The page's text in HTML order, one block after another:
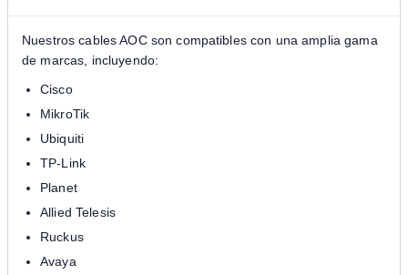
Nuestros cables AOC son compatibles con una amplia gama
de marcas, incluyendo:
Cisco
MikroTik
Ubiquiti
TP-Link
Planet
Allied Telesis
Ruckus
Avaya